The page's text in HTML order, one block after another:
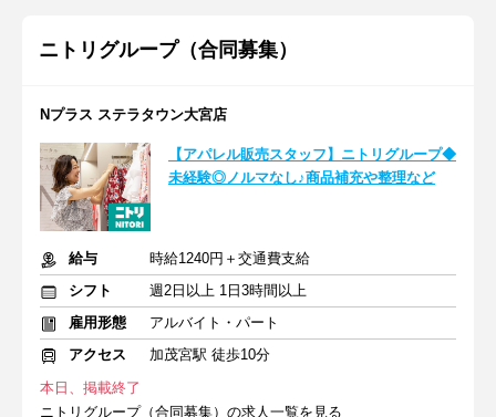
ニトリグループ（合同募集）
Nプラス ステラタウン大宮店
【アパレル販売スタッフ】ニトリグループ◆
未経験◎ノルマなし♪商品補充や整理など
給与
時給1240円＋交通費支給
シフト
週2日以上 1日3時間以上
雇用形態
アルバイト・パート
アクセス
加茂宮駅 徒歩10分
本日、掲載終了
ニトリグループ（合同募集）の求人一覧を見る